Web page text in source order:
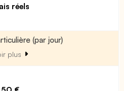
réels
(par jour)
plus